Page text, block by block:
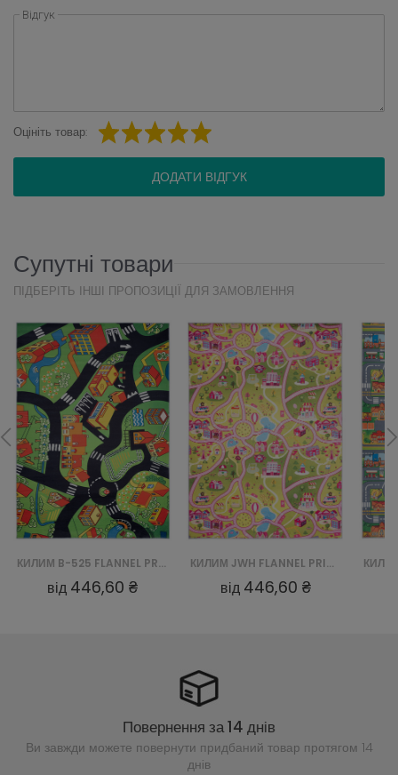
Відгук
Оцініть товар:
ДОДАТИ ВІДГУК
Супутні товари
ПІДБЕРІТЬ ІНШІ ПРОПОЗИЦІЇ ДЛЯ ЗАМОВЛЕННЯ
КИЛИМ B-525 FLANNEL PRINTED
від 446,60 ₴
КИЛИМ JWH FLANNEL PRINTED
від 446,60 ₴
Повернення за 14 днів
Ви завжди можете повернути придбаний товар протягом 14
днів